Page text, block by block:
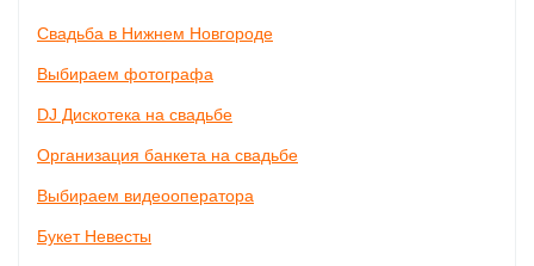
Свадьба в Нижнем Новгороде
Выбираем фотографа
DJ Дискотека на свадьбе
Организация банкета на свадьбе
Выбираем видеооператора
Букет Невесты